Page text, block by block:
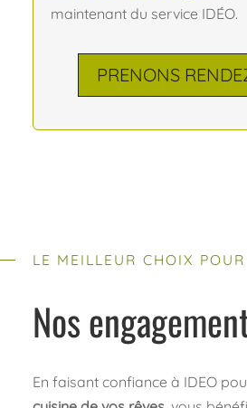
maintenant du service IDÉO.
PRENONS
LE MEILLEUR CHOIX
Nos
En faisant confiance à IDEO